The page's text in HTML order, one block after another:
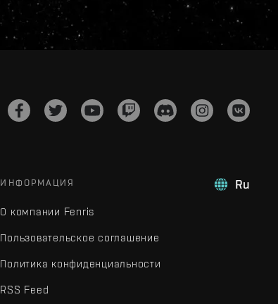
Ru
ИНФОРМАЦИЯ
О компании Fenris
Пользовательское соглашение
Политика конфиденциальности
RSS Feed